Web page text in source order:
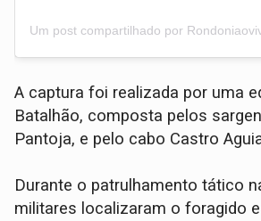
​A captura foi realizada por uma
Batalhão, composta pelos
Pantoja, e pelo cabo Castro
Durante o patrulhamento tático
militares localizaram o foragido